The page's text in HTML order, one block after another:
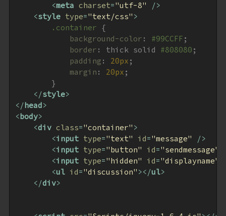
<meta charset="utf-8"
/>
<style type="text/css" >
.container {
background-color : #99CCFF ;
border : thick solid #808080 ;
padding : 20px ;
margin : 20px ;
        }
</style>
</head>
<body>
<div class="container" >
<input type="text" id="message"
/>
<input type="button" id="sendmessage"
<input type="hidden" id="displayname"
<ul id="discussion" ></ul>
</div>